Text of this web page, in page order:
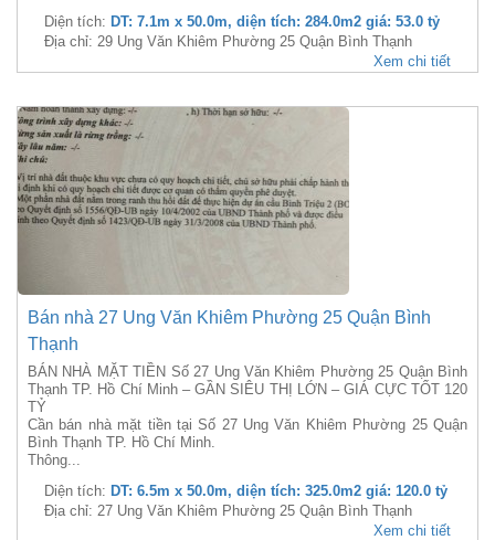
Diện tích: DT: 7.1m x 50.0m, diện tích: 284.0m2 giá: 53.0 tỷ
Địa chỉ: 29 Ung Văn Khiêm Phường 25 Quận Bình Thạnh
Xem chi tiết
Bán nhà 27 Ung Văn Khiêm Phường 25 Quận Bình
Thạnh
BÁN NHÀ MẶT TIỀN Số 27 Ung Văn Khiêm Phường 25 Quận Bình
Thạnh TP. Hồ Chí Minh – GẦN SIÊU THỊ LỚN – GIÁ CỰC TỐT 120
TỶ
Cần bán nhà mặt tiền tại Số 27 Ung Văn Khiêm Phường 25 Quận
Bình Thạnh TP. Hồ Chí Minh.
Thông...
Diện tích: DT: 6.5m x 50.0m, diện tích: 325.0m2 giá: 120.0 tỷ
Địa chỉ: 27 Ung Văn Khiêm Phường 25 Quận Bình Thạnh
Xem chi tiết